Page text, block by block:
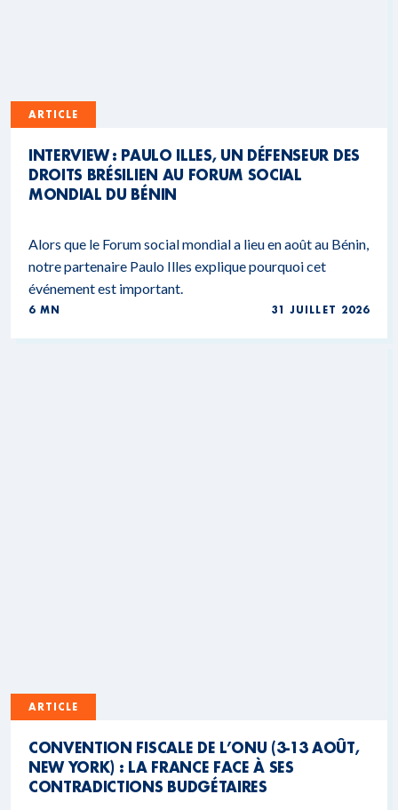
ARTICLE
INTERVIEW : PAULO ILLES, UN DÉFENSEUR DES
DROITS BRÉSILIEN AU FORUM SOCIAL
MONDIAL DU BÉNIN
Alors que le Forum social mondial a lieu en août au Bénin,
notre partenaire Paulo Illes explique pourquoi cet
événement est important.
6 MN 31 JUILLET 2026
ARTICLE
CONVENTION FISCALE DE L’ONU (3-13 AOÛT,
NEW YORK) : LA FRANCE FACE À SES
CONTRADICTIONS BUDGÉTAIRES